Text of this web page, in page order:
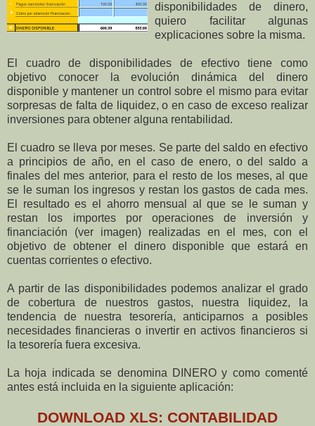
disponibilidades de dinero,
quiero facilitar algunas
explicaciones sobre la misma.
El cuadro de disponibilidades de efectivo tiene como
objetivo conocer la evolución dinámica del dinero
disponible y mantener un control sobre el mismo para evitar
sorpresas de falta de liquidez, o en caso de exceso realizar
inversiones para obtener alguna rentabilidad.
El cuadro se lleva por meses. Se parte del saldo en efectivo
a principios de año, en el caso de enero, o del saldo a
finales del mes anterior, para el resto de los meses, al que
se le suman los ingresos y restan los gastos de cada mes.
El resultado es el ahorro mensual al que se le suman y
restan los importes por operaciones de inversión y
financiación (ver imagen) realizadas en el mes, con el
objetivo de obtener el dinero disponible que estará en
cuentas corrientes o efectivo.
A partir de las disponibilidades podemos analizar el grado
de cobertura de nuestros gastos, nuestra liquidez, la
tendencia de nuestra tesorería, anticiparnos a posibles
necesidades financieras o invertir en activos financieros si
la tesorería fuera excesiva.
La hoja indicada se denomina DINERO y como comenté
antes está incluida en la siguiente aplicación:
DOWNLOAD XLS: CONTABILIDAD